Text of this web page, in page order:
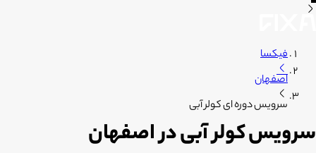
فیکسا
اصفهان
سرویس دوره ای کولر آبی
سرویس کولر آبی در اصفهان